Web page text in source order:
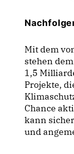
Mit dem
stehen
1,5
Projekte,
Chance
kann
und